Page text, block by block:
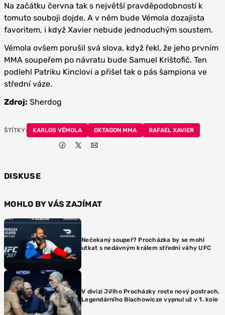
Na začátku června tak s největší pravděpodobností k
tomuto souboji dojde. A v něm bude Vémola dozajista
favoritem, i když Xavier nebude jednoduchým soustem.
Vémola ovšem porušil svá slova, když řekl, že jeho prvním
MMA soupeřem po návratu bude Samuel Krištofič. Ten
podlehl Patriku Kinclovi a přišel tak o pás šampiona ve
střední váze.
Zdroj: Sherdog
ŠTÍTKY: KARLOS VÉMOLA OKTAGON MMA RAFAEL XAVIER
DISKUSE
MOHLO BY VÁS ZAJÍMAT
Nečekaný soupeř? Procházka by se mohl
utkat s nedávným králem střední váhy UFC
V divizi Jiřího Procházky roste nový postrach.
Legendárního Blachowicze vypnul už v 1. kole